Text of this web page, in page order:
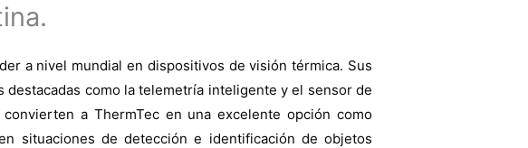
a nivel mundial en dispositivos de visión térmica. Sus
destacadas como la telemetría inteligente y el sensor de
convierten a ThermTec en una excelente opción como
situaciones de detección e identificación de objetos